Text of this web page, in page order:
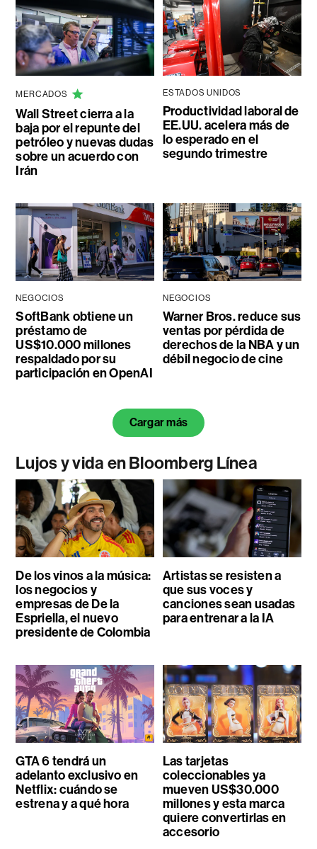
MERCADOS
Wall Street cierra a la
baja por el repunte del
petróleo y nuevas dudas
sobre un acuerdo con
Irán
ESTADOS UNIDOS
Productividad laboral de
EE.UU. acelera más de
lo esperado en el
segundo trimestre
NEGOCIOS
SoftBank obtiene un
préstamo de
US$10.000 millones
respaldado por su
participación en OpenAI
NEGOCIOS
Warner Bros. reduce sus
ventas por pérdida de
derechos de la NBA y un
débil negocio de cine
Cargar más
Lujos y vida en Bloomberg Línea
De los vinos a la música:
los negocios y
empresas de De la
Espriella, el nuevo
presidente de Colombia
Artistas se resisten a
que sus voces y
canciones sean usadas
para entrenar a la IA
GTA 6 tendrá un
adelanto exclusivo en
Netflix: cuándo se
estrena y a qué hora
Las tarjetas
coleccionables ya
mueven US$30.000
millones y esta marca
quiere convertirlas en
accesorio